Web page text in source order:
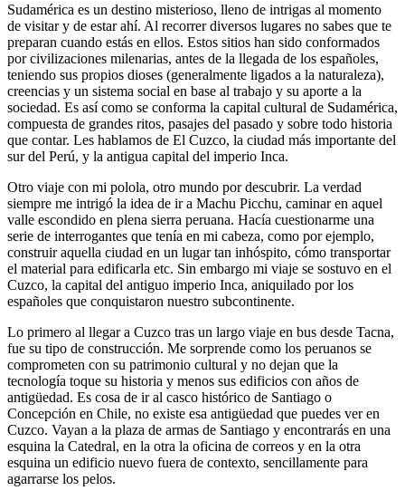
Sudamérica es un destino misterioso, lleno de intrigas al momento
de visitar y de estar ahí. Al recorrer diversos lugares no sabes que te
preparan cuando estás en ellos. Estos sitios han sido conformados
por civilizaciones milenarias, antes de la llegada de los españoles,
teniendo sus propios dioses (generalmente ligados a la naturaleza),
creencias y un sistema social en base al trabajo y su aporte a la
sociedad. Es así como se conforma la capital cultural de Sudamérica,
compuesta de grandes ritos, pasajes del pasado y sobre todo historia
que contar. Les hablamos de El Cuzco, la ciudad más importante del
sur del Perú, y la antigua capital del imperio Inca.
Otro viaje con mi polola, otro mundo por descubrir. La verdad
siempre me intrigó la idea de ir a Machu Picchu, caminar en aquel
valle escondido en plena sierra peruana. Hacía cuestionarme una
serie de interrogantes que tenía en mi cabeza, como por ejemplo,
construir aquella ciudad en un lugar tan inhóspito, cómo transportar
el material para edificarla etc. Sin embargo mi viaje se sostuvo en el
Cuzco, la capital del antiguo imperio Inca, aniquilado por los
españoles que conquistaron nuestro subcontinente.
Lo primero al llegar a Cuzco tras un largo viaje en bus desde Tacna,
fue su tipo de construcción. Me sorprende como los peruanos se
comprometen con su patrimonio cultural y no dejan que la
tecnología toque su historia y menos sus edificios con años de
antigüedad. Es cosa de ir al casco histórico de Santiago o
Concepción en Chile, no existe esa antigüedad que puedes ver en
Cuzco. Vayan a la plaza de armas de Santiago y encontrarás en una
esquina la Catedral, en la otra la oficina de correos y en la otra
esquina un edificio nuevo fuera de contexto, sencillamente para
agarrarse los pelos.